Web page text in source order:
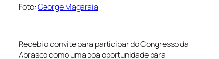
Foto:George Magaraia
Recebi o convite para participar do Congresso da
Abrasco como uma boa oportunidade para